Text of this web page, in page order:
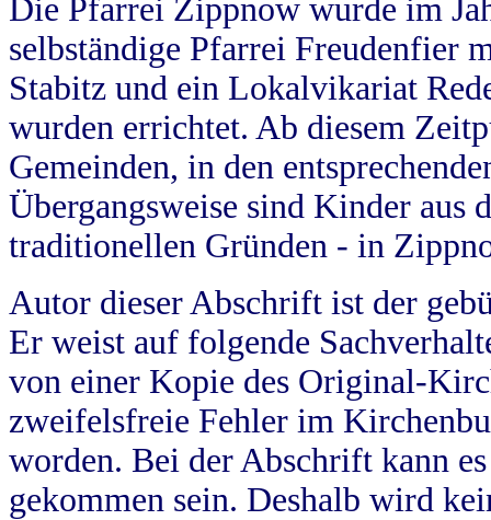
Die Pfarrei Zippnow wurde im
selbständige Pfarrei Freudenfier
Stabitz und ein Lokalvikariat
wurden errichtet. Ab diesem
Gemeinden, in den
Übergangsweise sind Kinder aus
traditionellen Gründen - in
Autor dieser Abschrift ist der
Er weist auf folgende
von einer Kopie des Original-
zweifelsfreie Fehler im
worden. Bei der Abschrift kann
gekommen sein. Deshalb wird